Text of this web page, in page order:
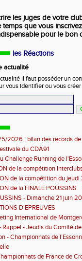
les juges de votre
temps que vous
pour le bon
les Réactions
actualité
il faut posséder un
vous identifier ou vous
2026 : bilan des records de
du CDA91
Challenge Running de
de la compétition
de la compétition du jeudi
de la FINALE POUSSINS
- Dimanche 21 juin
D'EPREUVES
International de
Rappel - Jeudis du Comité
- Championnats de
de France de